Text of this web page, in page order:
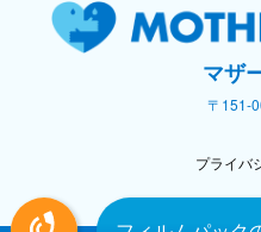
マザ
〒151-
プライバ